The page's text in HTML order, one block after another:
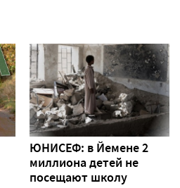
ЮНИСЕФ: в Йемене 2
миллиона детей не
посещают школу